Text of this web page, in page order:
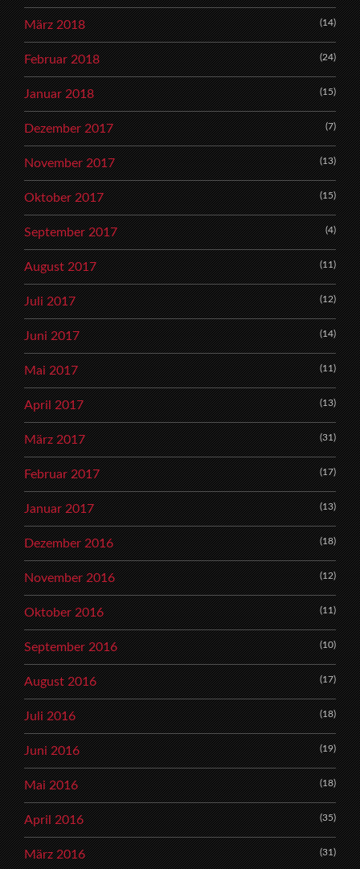
März 2018 (14)
Februar 2018 (24)
Januar 2018 (15)
Dezember 2017 (7)
November 2017 (13)
Oktober 2017 (15)
September 2017 (4)
August 2017 (11)
Juli 2017 (12)
Juni 2017 (14)
Mai 2017 (11)
April 2017 (13)
März 2017 (31)
Februar 2017 (17)
Januar 2017 (13)
Dezember 2016 (18)
November 2016 (12)
Oktober 2016 (11)
September 2016 (10)
August 2016 (17)
Juli 2016 (18)
Juni 2016 (19)
Mai 2016 (18)
April 2016 (35)
März 2016 (31)